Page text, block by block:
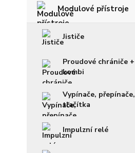
Modulové přístroje
Jističe
Proudové chrániče +
kombi
Vypínače, přepínače,
tlačítka
Impulzní relé